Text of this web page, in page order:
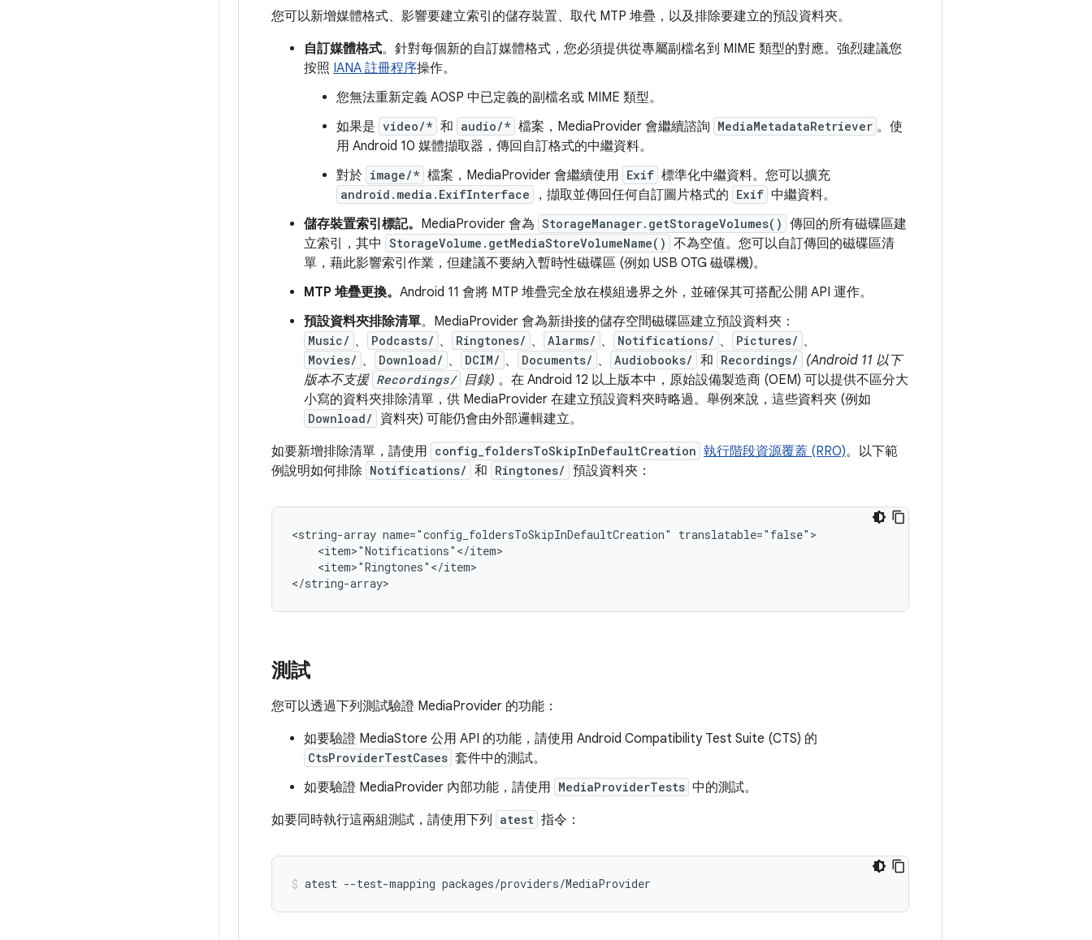
您可以新增媒體格式、影響要建立索引的儲存裝置、取代 MTP 堆疊，以及排除要建立的預設資料夾。
自訂媒體格式。針對每個新的自訂媒體格式，您必須提供從專屬副檔名到 MIME 類型的對應。強烈建議您
按照 IANA 註冊程序操作。
您無法重新定義 AOSP 中已定義的副檔名或 MIME 類型。
如果是 video/* 和 audio/* 檔案，MediaProvider 會繼續諮詢 MediaMetadataRetriever 。使
用 Android 10 媒體擷取器，傳回自訂格式的中繼資料。
對於 image/* 檔案，MediaProvider 會繼續使用 Exif 標準化中繼資料。您可以擴充
android.media.ExifInterface ，擷取並傳回任何自訂圖片格式的 Exif 中繼資料。
儲存裝置索引標記。 MediaProvider 會為 StorageManager.getStorageVolumes() 傳回的所有磁碟區建
立索引，其中 StorageVolume.getMediaStoreVolumeName() 不為空值。您可以自訂傳回的磁碟區清
單，藉此影響索引作業，但建議不要納入暫時性磁碟區 (例如 USB OTG 磁碟機)。
MTP 堆疊更換。 Android 11 會將 MTP 堆疊完全放在模組邊界之外，並確保其可搭配公開 API 運作。
預設資料夾排除清單。MediaProvider 會為新掛接的儲存空間磁碟區建立預設資料夾：
Music/ 、 Podcasts/ 、 Ringtones/ 、 Alarms/ 、 Notifications/ 、 Pictures/ 、
Movies/ 、 Download/ 、 DCIM/ 、 Documents/ 、 Audiobooks/ 和 Recordings/
(Android 11 以下
版本不支援 Recordings/ 目錄) 。在 Android 12 以上版本中，原始設備製造商 (OEM) 可以提供不區分大
小寫的資料夾排除清單，供 MediaProvider 在建立預設資料夾時略過。舉例來說，這些資料夾 (例如
Download/
資料夾) 可能仍會由外部邏輯建立。
如要新增排除清單，請使用 config_foldersToSkipInDefaultCreation 執行階段資源覆蓋 (RRO)。以下範
例說明如何排除 Notifications/ 和 Ringtones/ 預設資料夾：
<string-array name="config_foldersToSkipInDefaultCreation" translatable="false">
    <item>"Notifications"</item>
    <item>"Ringtones"</item>
測試
您可以透過下列測試驗證 MediaProvider 的功能：
如要驗證 MediaStore 公用 API 的功能，請使用 Android Compatibility Test Suite (CTS) 的
CtsProviderTestCases 套件中的測試。
如要驗證 MediaProvider 內部功能，請使用 MediaProviderTests 中的測試。
如要同時執行這兩組測試，請使用下列
atest 指令：
atest --test-mapping packages/providers/MediaProvider